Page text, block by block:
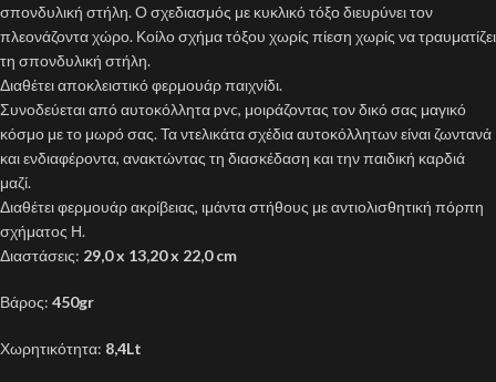
σπονδυλική στήλη. Ο σχεδιασμός με κυκλικό τόξο διευρύνει τον
πλεονάζοντα χώρο. Κοίλο σχήμα τόξου χωρίς πίεση χωρίς να τραυματίζει
τη σπονδυλική στήλη.
Διαθέτει αποκλειστικό φερμουάρ παιχνίδι.
Συνοδεύεται από αυτοκόλλητα pvc, μοιράζοντας τον δικό σας μαγικό
κόσμο με το μωρό σας. Τα ντελικάτα σχέδια αυτοκόλλητων είναι ζωντανά
και ενδιαφέροντα, ανακτώντας τη διασκέδαση και την παιδική καρδιά
μαζί.
Διαθέτει φερμουάρ ακρίβειας, ιμάντα στήθους με αντιολισθητική πόρπη
σχήματος Η.
Διαστάσεις: 29,0 x 13,20 x 22,0 cm
Βάρος: 450gr
Χωρητικότητα: 8,4Lt